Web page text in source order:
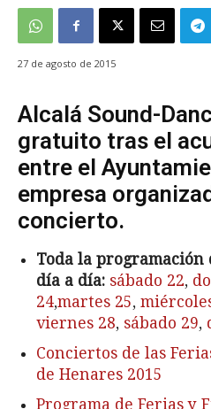
27 de agosto de 2015
Alcalá Sound-
gratuito tras el
entre el
empresa
concierto.
Toda la programación
día a día: sábado 22,
24,martes 25,
viernes 28, sábado 29,
Conciertos de las
de Henares 2015
Programa de Ferias y